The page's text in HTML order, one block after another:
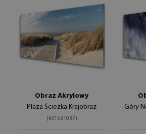
Obraz Akrylowy
Plaża Ścieżka Krajobraz
(#31531037)
Góry